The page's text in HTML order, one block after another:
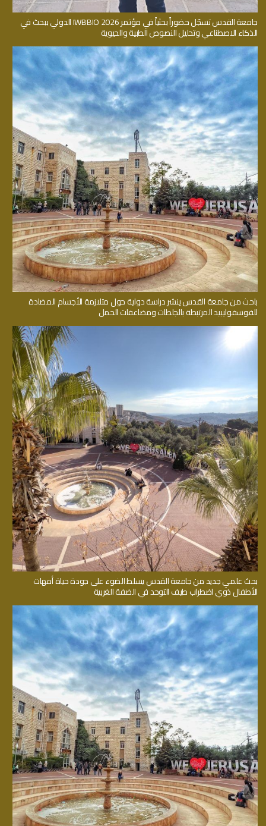
جامعة القدس تسجّل حضوراً بحثياً في مؤتمر IWBBIO 2026 الدولي ببحث في
الذكاء الاصطناعي وتحليل النصوص الطبية والحيوية
باحث من جامعة القدس ينشر دراسة دولية حول متلازمة الأجسام المضادة
للفوسفوليبيد المرتبطة بالجلطات ومضاعفات الحمل
بحث علمي جديد من جامعة القدس يسلط الضوء على جودة حياة أمهات
الأطفال ذوي اضطراب طيف التوحد في الضفة الغربية